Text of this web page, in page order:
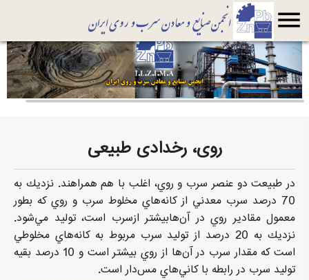
menu
روی، رخدادی طبیعی
در طبيعت دو عنصر سرب و روي، اغلب با هم همراهند. نزديك به
70 درصد سرب معدني از كانه‌هاي مخلوط سرب و روي كه بطور
معمول مقادير روي در آن‌هابيشتر ازسرب است، توليد مي‌شود.
نزديك به 20 درصد از توليد سرب مربوط به كانه‌هاي مخلوطي
است كه مقدار سرب در آن‌ها از روي بيشتر است و 10 درصد بقيه
توليد سرب در رابطه با كاني‌هاي مس‌دار است.